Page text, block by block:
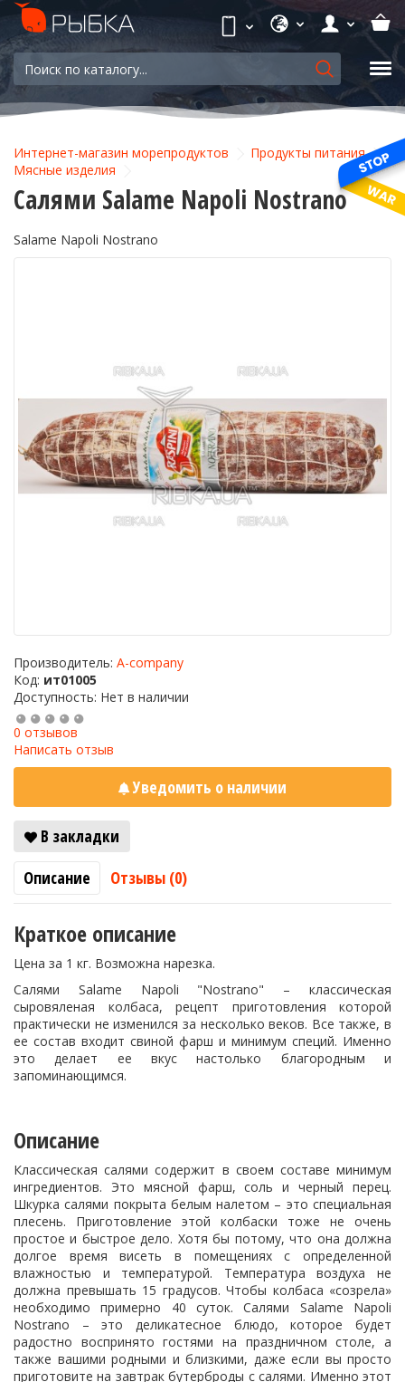
Интернет-магазин морепродуктов
Продукты питания
Мясные изделия
Салями Salame Napoli Nostrano
Salame Napoli Nostrano
Производитель: A-company
Код: ит01005
Доступность: Нет в наличии
0 отзывов
Написать отзыв
Уведомить о наличии
В закладки
Описание
Отзывы (0)
Краткое описание
Цена за 1 кг. Возможна нарезка.
Салями Salame Napoli "Nostrano" – классическая
сыровяленая колбаса, рецепт приготовления которой
практически не изменился за несколько веков. Все также, в
ее состав входит свиной фарш и минимум специй. Именно
это делает ее вкус настолько благородным и
запоминающимся.
Описание
Классическая салями содержит в своем составе минимум
ингредиентов. Это мясной фарш, соль и черный перец.
Шкурка салями покрыта белым налетом – это специальная
плесень. Приготовление этой колбаски тоже не очень
простое и быстрое дело. Хотя бы потому, что она должна
долгое время висеть в помещениях с определенной
влажностью и температурой. Температура воздуха не
должна превышать 15 градусов. Чтобы колбаса «созрела»
необходимо примерно 40 суток. Салями Salame Napoli
Nostrano – это деликатесное блюдо, которое будет
радостно воспринято гостями на праздничном столе, а
также вашими родными и близкими, даже если вы просто
приготовите на завтрак бутерброды с салями. Именно этот